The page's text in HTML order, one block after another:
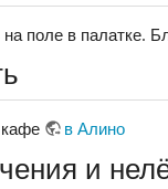
поле в палатке.
в Алино
и